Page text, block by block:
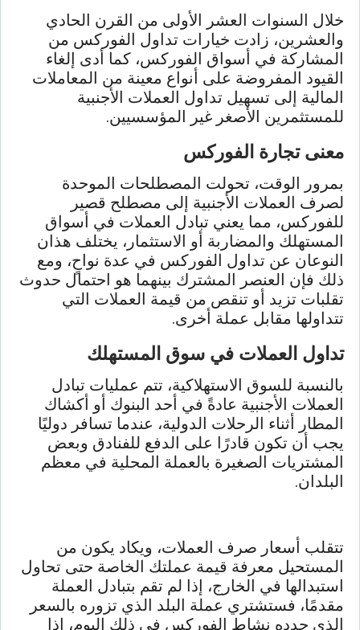
خلال السنوات العشر الأولى من القرن الحادي
والعشرين، زادت خيارات تداول الفوركس من
المشاركة في أسواق الفوركس، كما أدى إلغاء
القيود المفروضة على أنواع معينة من المعاملات
المالية إلى تسهيل تداول العملات الأجنبية
للمستثمرين الأصغر غير المؤسسيين.
معنى تجارة الفوركس
بمرور الوقت، تحولت المصطلحات الموحدة
لصرف العملات الأجنبية إلى مصطلح قصير
للفوركس، مما يعني تبادل العملات في أسواق
المستهلك والمضاربة أو الاستثمار، يختلف هذان
النوعان عن تداول الفوركس في عدة نواحٍ، ومع
ذلك فإن العنصر المشترك بينهما هو احتمال حدوث
تقلبات تزيد أو تنقص من قيمة العملات التي
تتداولها مقابل عملة أخرى.
تداول العملات في سوق المستهلك
بالنسبة للسوق الاستهلاكية، تتم عمليات تبادل
العملات الأجنبية عادةً في أحد البنوك أو أكشاك
المطار أثناء الرحلات الدولية، عندما تسافر دوليًا
يجب أن تكون قادرًا على الدفع للفنادق وبعض
المشتريات الصغيرة بالعملة المحلية في معظم
البلدان.
تتقلب أسعار صرف العملات، ويكاد يكون من
المستحيل معرفة قيمة عملتك الخاصة حتى تحاول
استبدالها في الخارج، إذا لم تقم بتبادل العملة
مقدمًا، فستشتري عملة البلد الذي تزوره بالسعر
الذي حدده نشاط الفوركس في ذلك اليوم، إذا